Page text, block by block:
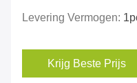
Levering Vermogen:
Krijg Beste Prijs